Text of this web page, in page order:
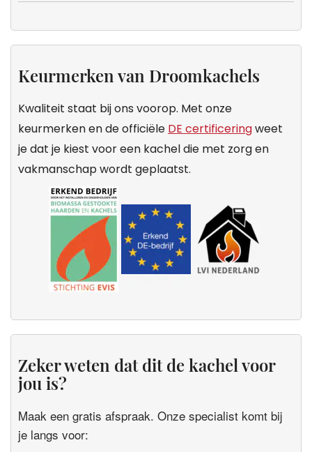
Keurmerken van Droomkachels
Kwaliteit staat bij ons voorop. Met onze
keurmerken en de officiële DE certificeringweet
je dat je kiest voor een kachel die met zorg en
vakmanschap wordt geplaatst.
Zeker weten dat dit de kachel voor
jou is?
Maak een gratis afspraak. Onze specialist komt bij
je langs voor: